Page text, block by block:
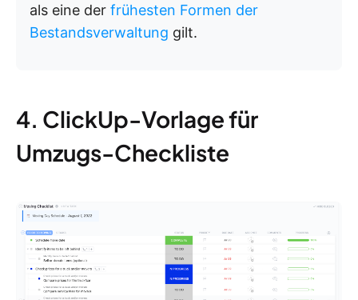
als eine der frühesten Formen der
Bestandsverwaltung gilt.
4. ClickUp-Vorlage für
Umzugs-Checkliste